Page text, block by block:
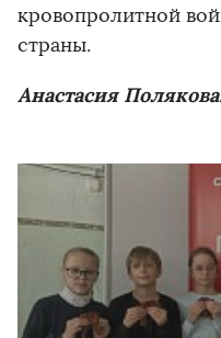
кровопролитной
страны.
Анастасия